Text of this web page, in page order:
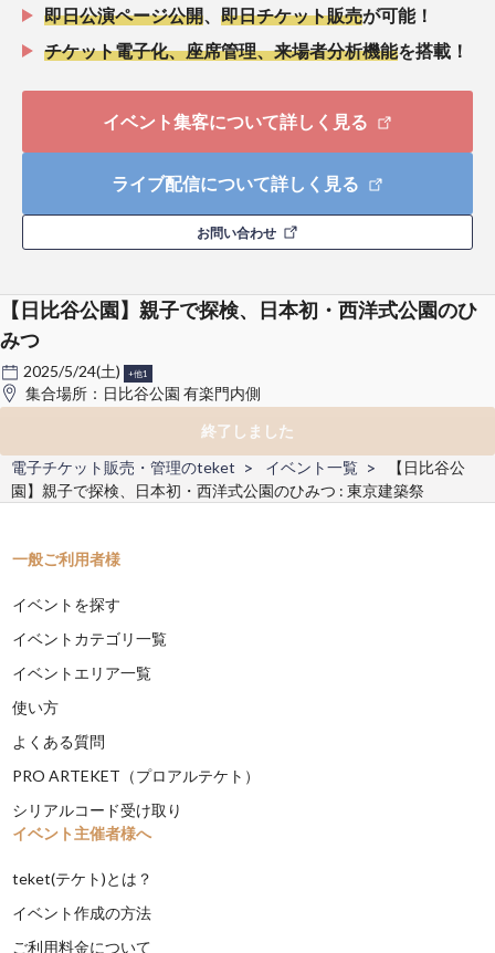
即日公演ページ公開、 即日チケット販売が可能！
チケット電子化、座席管理、来場者分析機能を搭載！
イベント集客について詳しく見る
ライブ配信について詳しく見る
お問い合わせ
【日比谷公園】親子で探検、日本初・西洋式公園のひ
みつ
2025/5/24(土) +他1
集合場所：日比谷公園 有楽門内側
終了しました
電子チケット販売・管理のteket
イベント一覧
【日比谷公
園】親子で探検、日本初・西洋式公園のひみつ : 東京建築祭
一般ご利用者様
イベントを探す
イベントカテゴリ一覧
イベントエリア一覧
使い方
よくある質問
PRO ARTEKET（プロアルテケト）
シリアルコード受け取り
イベント主催者様へ
teket(テケト)とは？
イベント作成の方法
ご利用料金について